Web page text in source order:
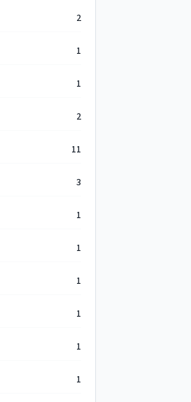
2
1
1
2
11
3
1
1
1
1
1
1